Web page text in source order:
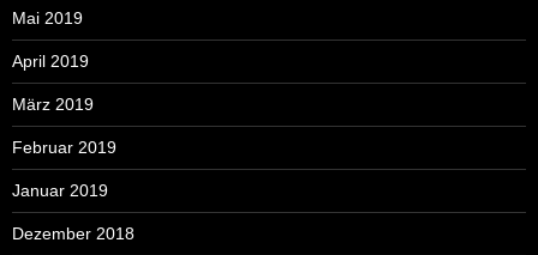
Mai 2019
April 2019
März 2019
Februar 2019
Januar 2019
Dezember 2018